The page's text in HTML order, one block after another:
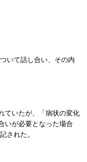
いて話し合い、その内
ていたが、「病状の変化
いが必要となった場合
された。